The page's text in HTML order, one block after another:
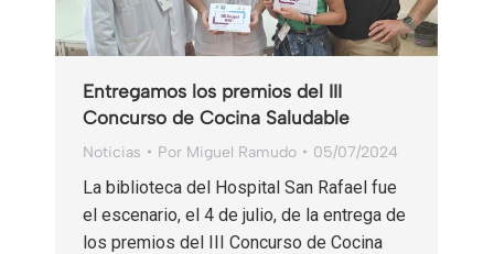
Entregamos los premios del III
Concurso de Cocina Saludable
Noticias Por Miguel Ramudo 05/07/2024
La biblioteca del Hospital San Rafael fue
el escenario, el 4 de julio, de la entrega de
los premios del III Concurso de Cocina